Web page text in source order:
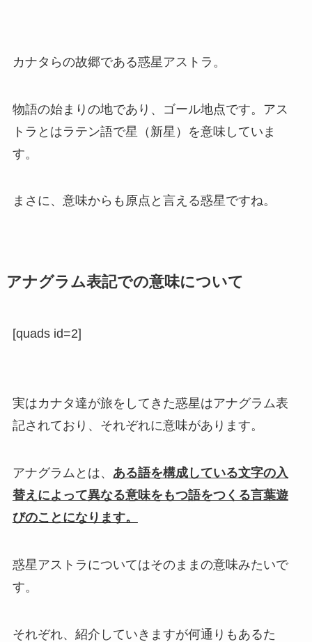
カナタらの故郷である惑星アストラ。
物語の始まりの地であり、ゴール地点です。アス
トラとはラテン語で星（新星）を意味していま
す。
まさに、意味からも原点と言える惑星ですね。
アナグラム表記での意味について
[quads id=2]
実はカナタ達が旅をしてきた惑星はアナグラム表
記されており、それぞれに意味があります。
アナグラムとは、 ある語を構成している文字の入
替えによって異なる意味をもつ語をつくる言葉遊
びのことになります。
惑星アストラについてはそのままの意味みたいで
す。
それぞれ、紹介していきますが何通りもあるた